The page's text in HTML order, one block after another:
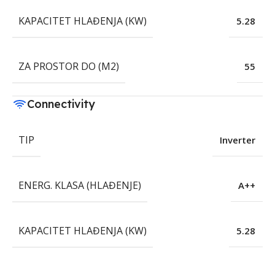
KAPACITET HLAĐENJA (KW) 5.28
ZA PROSTOR DO (M2) 55
Connectivity
TIP Inverter
ENERG. KLASA (HLAĐENJE) A++
KAPACITET HLAĐENJA (KW) 5.28